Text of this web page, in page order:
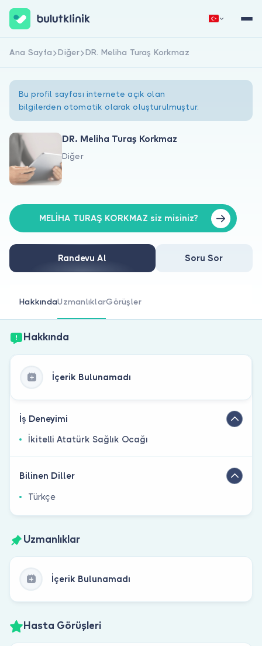
Hakkımızda
Doktorlar için
Doktor musunuz?
Hemen Kaydol Giriş Yap
Ana Sayfa Diğer DR. Meliha Turaş Korkmaz
Bu profil sayfası internete açık olan
bilgilerden otomatik olarak oluşturulmuştur.
DR. Meliha Turaş Korkmaz
Diğer
MELİHA TURAŞ KORKMAZ siz misiniz?
Randevu Al Soru Sor
HakkındaUzmanlıklarGörüşler
Hakkında
İçerik Bulunamadı
İş Deneyimi
İkitelli Atatürk Sağlık Ocağı
Bilinen Diller
Türkçe
Uzmanlıklar
İçerik Bulunamadı
Hasta Görüşleri